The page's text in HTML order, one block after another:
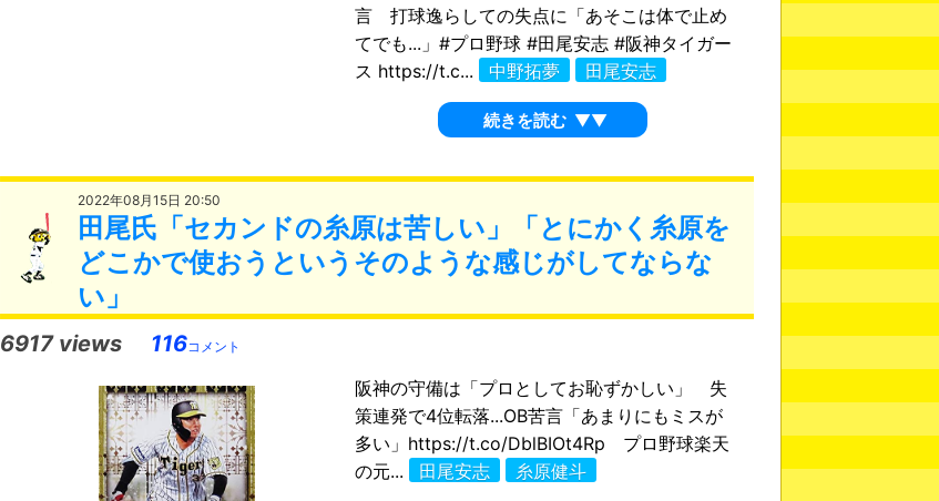
言 打球逸らしての失点に「あそこは体で止め
てでも...」#プロ野球 #田尾安志 #阪神タイガー
ス https://t.c...
中野拓夢 田尾安志
続きを読む ▼▼
2022年08月15日 20:50
田尾氏「セカンドの糸原は苦しい」「とにかく糸原を
どこかで使おうというそのような感じがしてならな
い」
6917 views 116コメント
阪神の守備は「プロとしてお恥ずかしい」 失
策連発で4位転落...OB苦言「あまりにもミスが
多い」https://t.co/DblBIOt4Rp プロ野球楽天
の元...
田尾安志 糸原健斗